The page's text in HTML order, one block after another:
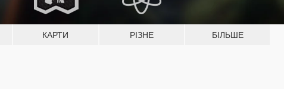
КАРТИ РІЗНЕ БІЛЬШЕ